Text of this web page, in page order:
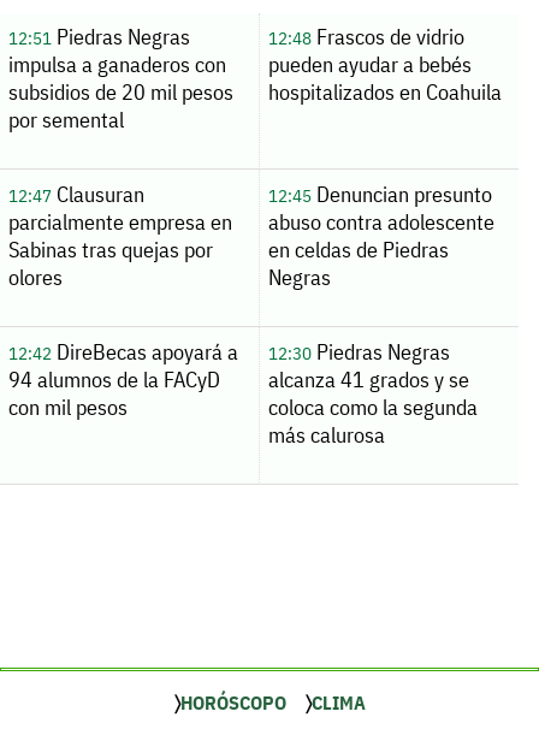
12:51Piedras Negras
impulsa a ganaderos con
subsidios de 20 mil pesos
por semental
12:48Frascos de vidrio
pueden ayudar a bebés
hospitalizados en Coahuila
12:47Clausuran
parcialmente empresa en
Sabinas tras quejas por
olores
12:45Denuncian presunto
abuso contra adolescente
en celdas de Piedras
Negras
12:42DireBecas apoyará a
94 alumnos de la FACyD
con mil pesos
12:30Piedras Negras
alcanza 41 grados y se
coloca como la segunda
más calurosa
HORÓSCOPO CLIMA